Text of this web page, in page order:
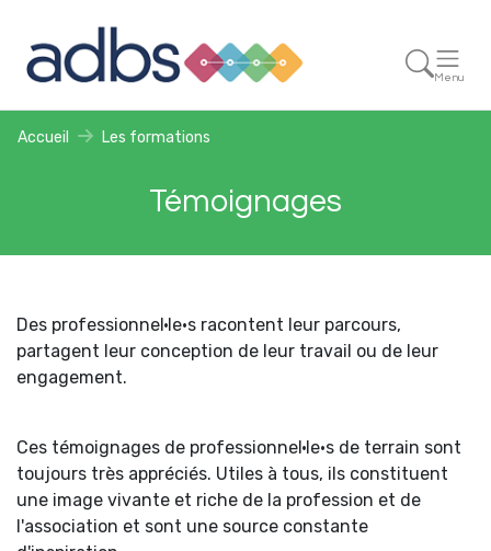
Menu
Accueil Les formations
Témoignages
Des professionnel·le·s racontent leur parcours,
partagent leur conception de leur travail ou de leur
engagement.
Ces témoignages de professionnel·le·s de terrain sont
toujours très appréciés. Utiles à tous, ils constituent
une image vivante et riche de la profession et de
l'association et sont une source constante